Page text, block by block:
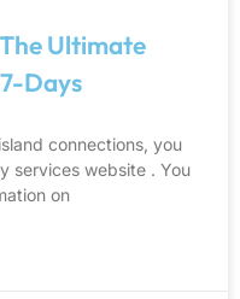
Ultimate
Days
connections, you
services website . You
on